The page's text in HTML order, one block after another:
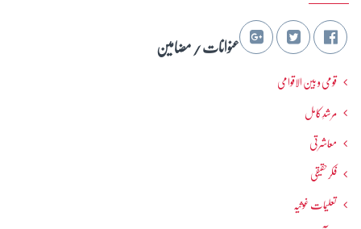
عنوانات / مضامین
قومی و بین الاقوامی
مرشدِ کامل
معاشرتی
فکرحقیقی
تعلیمات غوثیہ